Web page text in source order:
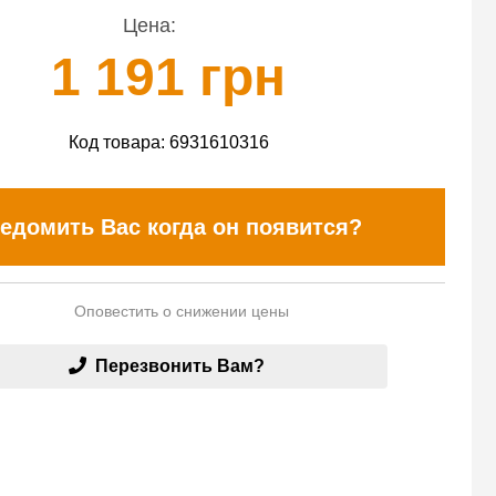
Цена:
1 191 грн
Код товара: 6931610316
Вас когда он появится?
Оповестить о снижении цены
Перезвонить Вам?